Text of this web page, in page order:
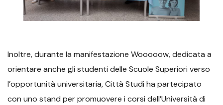
Inoltre, durante la manifestazione Wooooow, dedicata a
orientare anche gli studenti delle Scuole Superiori verso
l’opportunità universitaria, Città Studi ha partecipato
con uno stand per promuovere i corsi dell’Università di